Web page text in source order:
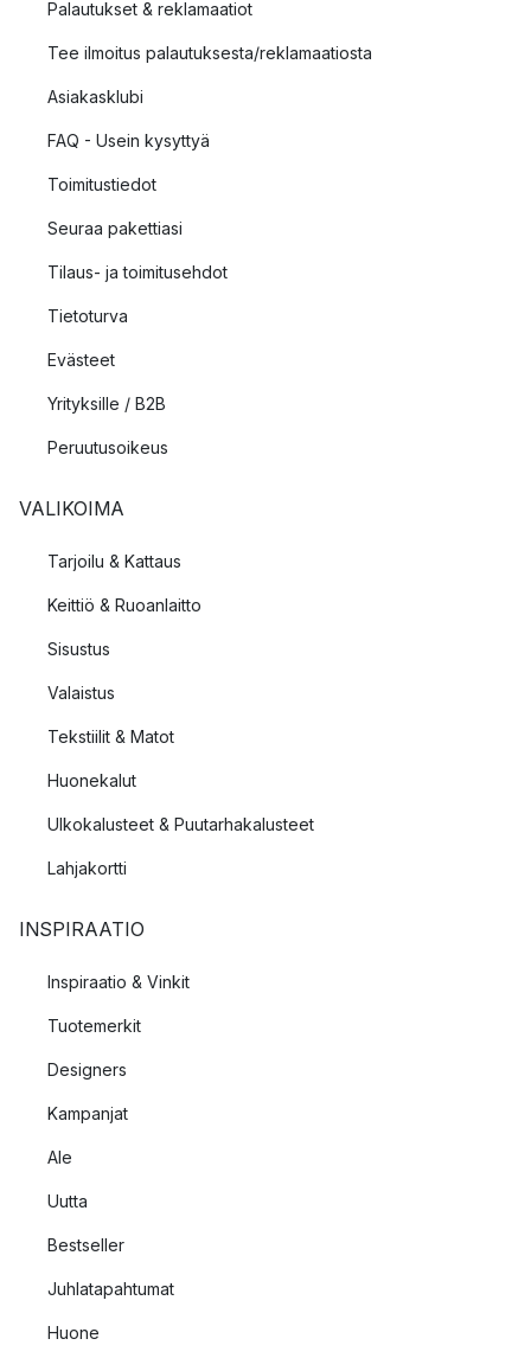
Palautukset & reklamaatiot
Tee ilmoitus palautuksesta/reklamaatiosta
Asiakasklubi
FAQ - Usein kysyttyä
Toimitustiedot
Seuraa pakettiasi
Tilaus- ja toimitusehdot
Tietoturva
Evästeet
Yrityksille / B2B
Peruutusoikeus
VALIKOIMA
Tarjoilu & Kattaus
Keittiö & Ruoanlaitto
Sisustus
Valaistus
Tekstiilit & Matot
Huonekalut
Ulkokalusteet & Puutarhakalusteet
Lahjakortti
INSPIRAATIO
Inspiraatio & Vinkit
Tuotemerkit
Designers
Kampanjat
Ale
Uutta
Bestseller
Juhlatapahtumat
Huone